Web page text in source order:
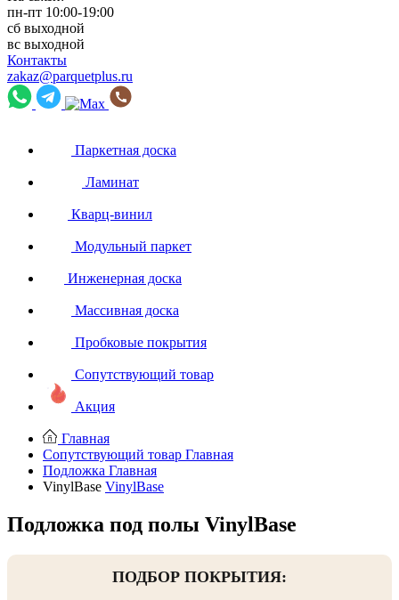
пн-пт 10:00-19:00
сб выходной
вс выходной
Контакты
zakaz@parquetplus.ru
Паркетная доска
Ламинат
Кварц-винил
Модульный паркет
Инженерная доска
Массивная доска
Пробковые покрытия
Сопутствующий товар
Акция
Главная
Сопутствующий товар Главная
Подложка Главная
VinylBase VinylBase
Подложка под полы VinylBase
ПОДБОР ПОКРЫТИЯ: